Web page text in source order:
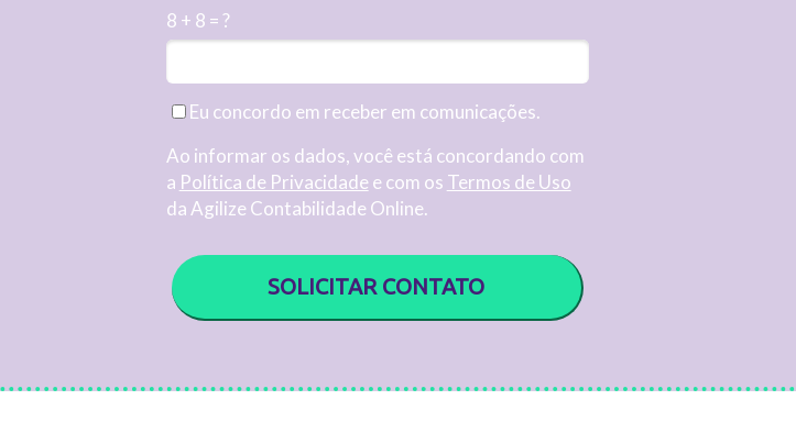
8 + 8 = ?
Eu concordo em receber em comunicações.
Ao informar os dados, você está concordando com
a Política de Privacidadee com os Termos de Uso
da Agilize Contabilidade Online.
SOLICITAR CONTATO